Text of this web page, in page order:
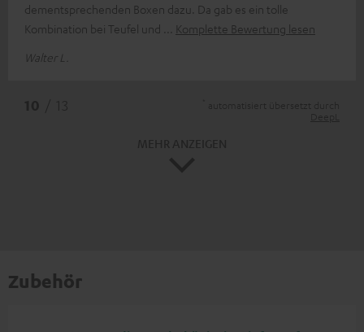
dementsprechenden Boxen dazu. Da gab es ein tolle
Kombination bei Teufel und
Komplette Bewertung lesen
Walter L.
Zubehör